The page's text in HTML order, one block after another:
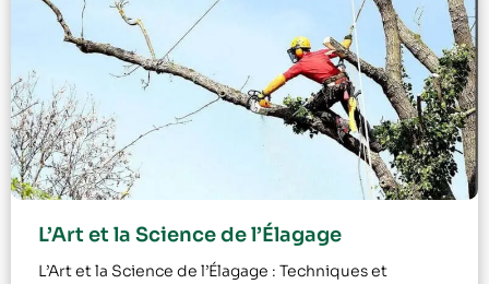
L’Art et la Science de l’Élagage
L’Art et la Science de l’Élagage : Techniques et